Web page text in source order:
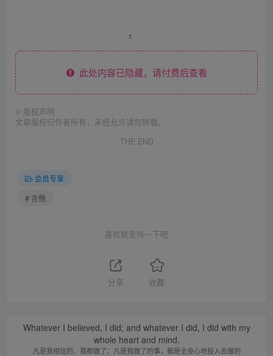
此处内容已隐藏，请付费后查看
© 版权声明
文章版权归作者所有，未经允许请勿转载。
THE END
会员专享
# 吉他
喜欢就支持一下吧
分享 收藏
Whatever I believed, I did; and whatever I did, I did with my
whole heart and mind.
凡是我相信的，我都做了；凡是我做了的事，都是全身心地投入去做的